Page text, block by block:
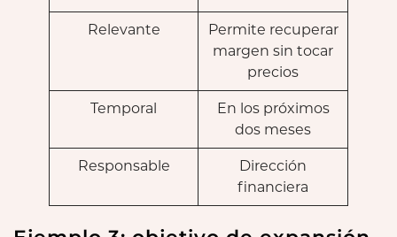
Relevante
Permite recuperar
margen sin tocar
precios
Temporal
En los próximos
dos meses
Responsable
Dirección
financiera